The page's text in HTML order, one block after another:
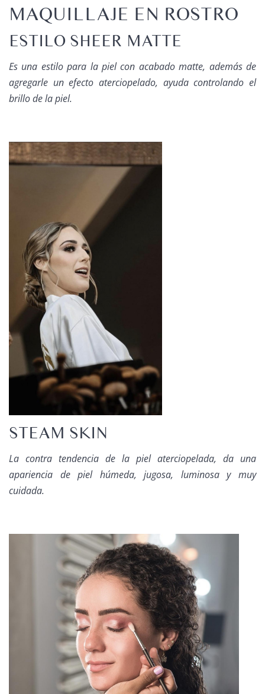
MAQUILLAJE EN ROSTRO
ESTILO SHEER MATTE
Es una estilo para la piel con acabado matte, además de
agregarle un efecto aterciopelado, ayuda controlando el
brillo de la piel.
STEAM SKIN
La contra tendencia de la piel aterciopelada, da una
apariencia de piel húmeda, jugosa, luminosa y muy
cuidada.